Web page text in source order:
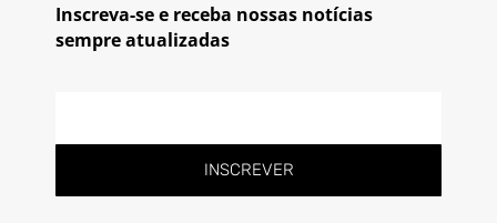
Inscreva-se e receba nossas notícias
sempre atualizadas
INSCREVER